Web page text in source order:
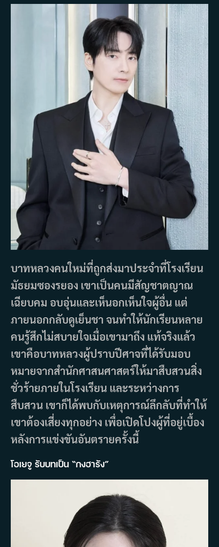
บาทหลวงคนใหม่ที่ถูกส่งมาประจำที่โรงเรียน
มัธยมซองรยอง เขาเป็นคนมีสัญชาตญาณ
เฉียบคม อบอุ่นและเห็นอกเห็นใจผู้อื่น แต่
ภายนอกกลับดูเย็นชา จนทำให้นักเรียนหลาย
คนรู้สึกไม่สบายใจเมื่อเขามาถึง แท้จริงแล้ว
เขาคือบาทหลวงผู้ปราบปีศาจที่ได้รับมอบ
หมายจากสำนักศาสนศาสตร์ให้มาสืบสวนสิ่ง
ชั่วร้ายภายในโรงเรียน และระหว่างการ
สืบสวน เขาก็ได้พบกับเหตุการณ์ลึกลับที่ทำให้
เขาต้องเสี่ยงทุกอย่าง เพื่อเปิดโปงผู้ที่อยู่เบื้อง
หลังการแข่งขันอันตรายครั้งนี้
โอเยจู รับบทเป็น “กงฮารัง”